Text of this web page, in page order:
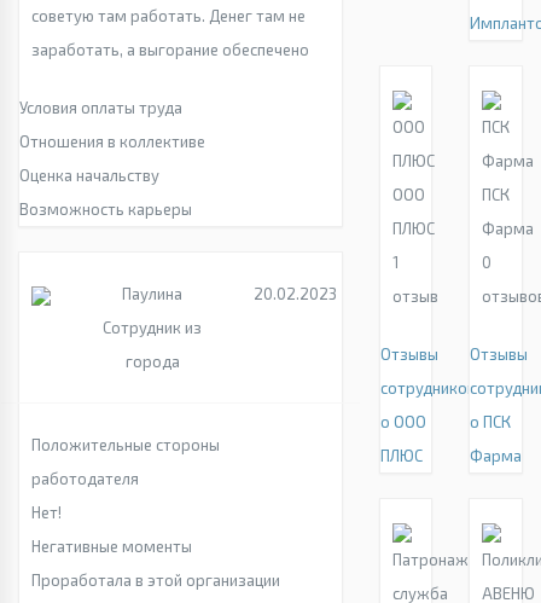
советую там работать. Денег там не
заработать, а выгорание обеспечено
Условия оплаты труда
Отношения в коллективе
Оценка начальству
Возможность карьеры
Паулина
Сотрудник из
города
20.02.2023
Положительные стороны
работодателя
Нет!
Негативные моменты
Проработала в этой организации
ООО
ПЛЮС
1
отзыв
Отзывы
сотрудников
о ООО
ПЛЮС
ПСК
Фарма
0
Отзывы
о ПСК
Фарма